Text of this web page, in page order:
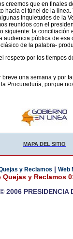
creemos que en finales
hacía el túnel de la
inquietudes de la
reunidos con el
siguiente: la
audiencia pública de
de la palabra-
respeto por los tiempos
breve una semana y por
Procuraduría, porque
MAPA DEL SITIO
y Reclamos | Web
Quejas y Reclamos
2006 PRESIDENCIA